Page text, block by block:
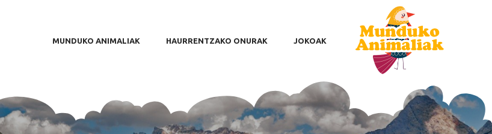
MUNDUKO ANIMALIAK HAURRENTZAKO ONURAK JOKOAK
MUNDUKO ANIMALIAK
HAURRENTZAKO ONURAK
ANIMALIA KUTUNENA
BLOGA